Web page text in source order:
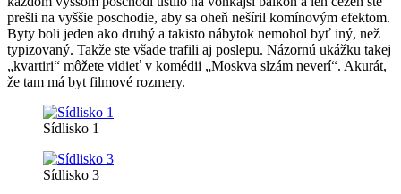
prešli na vyššie poschodie, aby sa oheň nešíril komínovým efektom.
Byty boli jeden ako druhý a takisto nábytok nemohol byť iný, než
typizovaný. Takže ste všade trafili aj poslepu. Názornú ukážku takej
„kvartiri“ môžete vidieť v komédii „Moskva slzám neverí“. Akurát,
že tam má byt filmové rozmery.
Sídlisko 1
Sídlisko 3